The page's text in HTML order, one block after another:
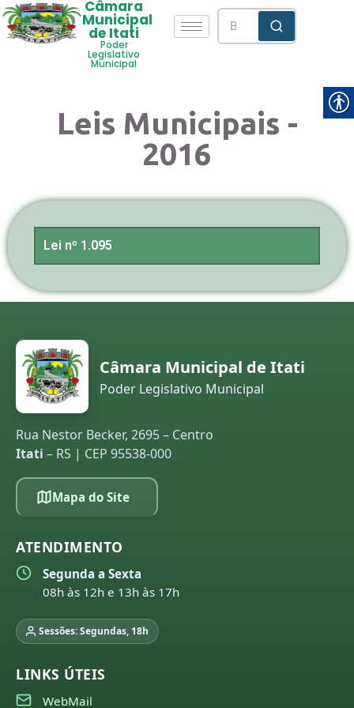
Câmara
Municipal
de Itati
Poder
Legislativo
Municipal
Leis Municipais -
2016
Lei nº 1.095
Câmara Municipal de Itati
Poder Legislativo Municipal
Rua Nestor Becker, 2695 – Centro
Itati – RS | CEP 95538-000
Mapa do Site
ATENDIMENTO
Segunda a Sexta
08h às 12h e 13h às 17h
Sessões: Segundas, 18h
LINKS ÚTEIS
WebMail